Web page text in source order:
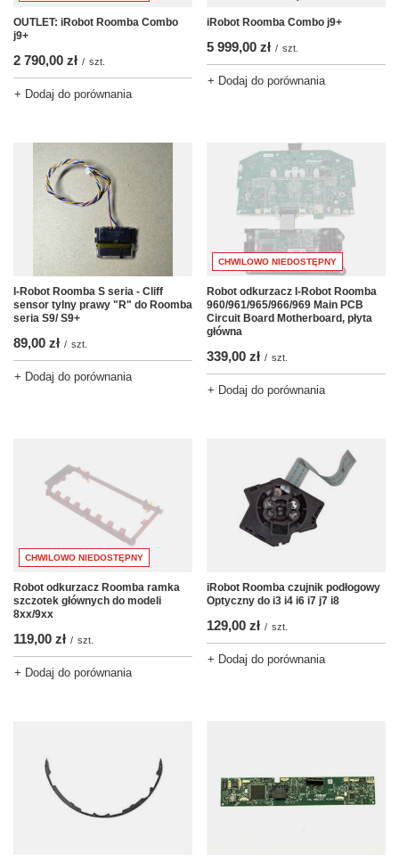
OUTLET: iRobot Roomba Combo
j9+
2 790,00 zł / szt.
+ Dodaj do porównania
iRobot Roomba Combo j9+
5 999,00 zł / szt.
+ Dodaj do porównania
I-Robot Roomba S seria - Cliff
sensor tylny prawy "R" do Roomba
seria S9/ S9+
89,00 zł / szt.
+ Dodaj do porównania
CHWILOWO NIEDOSTĘPNY
Robot odkurzacz I-Robot Roomba
960/961/965/966/969 Main PCB
Circuit Board Motherboard, płyta
główna
339,00 zł / szt.
+ Dodaj do porównania
CHWILOWO NIEDOSTĘPNY
Robot odkurzacz Roomba ramka
szczotek głównych do modeli
8xx/9xx
119,00 zł / szt.
+ Dodaj do porównania
iRobot Roomba czujnik podłogowy
Optyczny do i3 i4 i6 i7 j7 i8
129,00 zł / szt.
+ Dodaj do porównania